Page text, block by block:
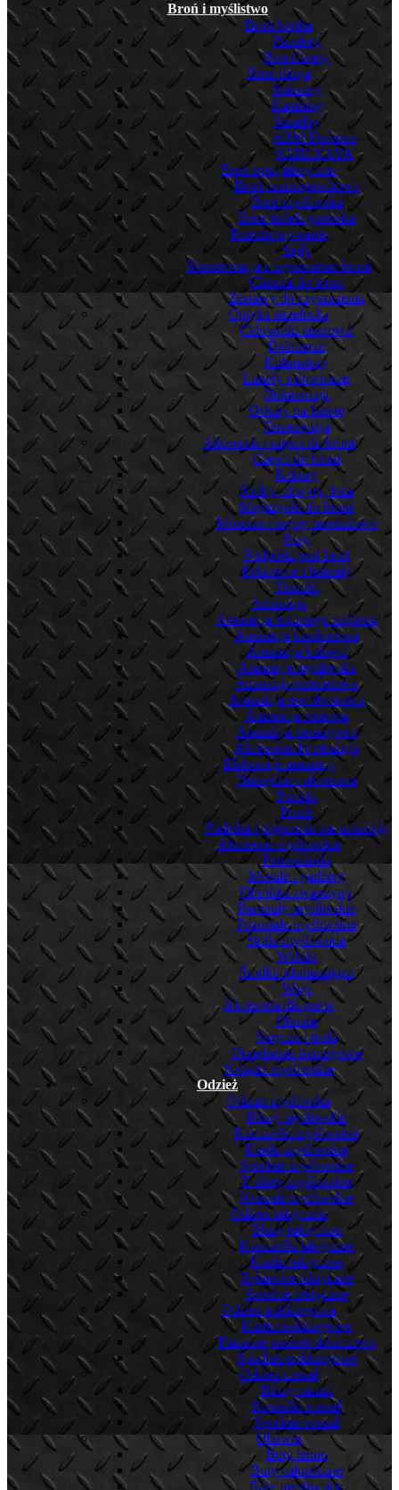
Broń i myślistwo
Broń krótka
Pistolety
Rewolwery
Broń długa
Sztucery
Karabiny
Strzelby
ARM Defence
KIZILKAYA
Broń specjalistyczna
Broń czarnoprochowa
Broń myśliwska
Broń kolekcjonerska
Przechowywanie
Sejfy
Konserwacja i czyszczenie broni
Chemia do broni
Zestawy do czyszczenia
Optyka strzelecka
Celowniki laserowe
Dalmierze
Kolimatory
Lunety celownicze
Noktowizja
Osłony na lunetę
Termowizja
Akcesoria i części do broni
Części do broni
Kabury
Kolby, chwyty, łoża
Magazynki do broni
Montaże i szyny montażowe
Pasy
Podpórki pod broń
Pokrowce i futerały
Tłumiki
Amunicja
Amunicja bocznego zapłonu
Amunicja karabinowa
Amunicja kulowa
Amunicja myśliwska
Amunicja pistoletowa
Amunicja rewolwerowa
Amunicja śrutowa
Amunicja treningowa
Akcesoria do treningu
Elaboracja amunicji
Narzędzia i akcesoria
Pociski
Proch
Pudełka i pojemniki na amunicję
Akcesoria myśliwskie
Fotopułapki
Medale i gadżety
Obróbka zwierzyny
Pastorały myśliwskie
Pozostałe myśliwskie
Stołki myśliwskie
Wabiki
Środki odstraszające
Wagi
Akcesoria dla psów
Obroże
Smycze i troki
Urządzenia treningowe
Książki myśliwskie
Odzież
Odzież myśliwska
Bluzy myśliwskie
Kamizelki myśliwskie
Kurtki myśliwskie
Spodnie myśliwskie
T-shirty myśliwskie
Koszule myśliwskie
Odzież taktyczna
Bluzy taktyczne
Kamizelki taktyczne
Kurtki taktyczne
Rękawice taktyczne
Spodnie taktyczne
Odzież trekkingowa
Kurtki trekkingowe
Płaszcze przeciwdeszczowe
Spodnie trekkingowe
Odzież casual
Bluzy casual
Koszulki casual
Spodnie casual
Obuwie
Buty letnie
Buty całoroczne
Buty myśliwskie